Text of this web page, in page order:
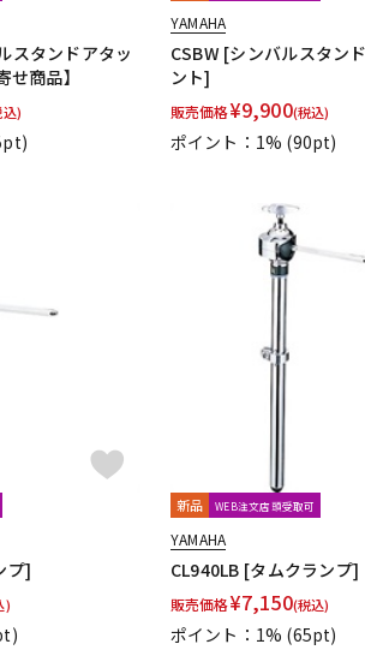
スタンドアタッ
商品】
)
YAMAHA
CSBW [シンバルスタン
ント]
販売価格¥9,900(税込)
ポイント：1% (90pt)
プ]
)
新品 WEB注文店頭受取可
YAMAHA
CL940LB [タムクランプ]
販売価格¥7,150(税込)
ポイント：1% (65pt)